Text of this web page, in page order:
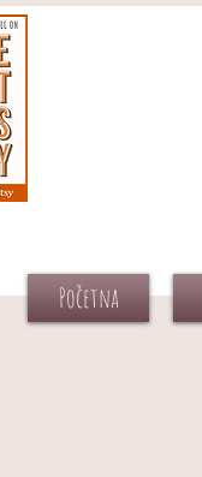
Početna